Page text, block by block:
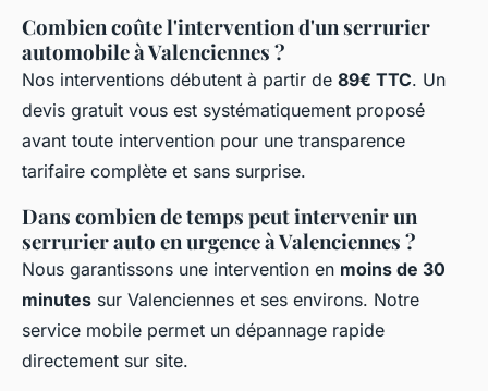
Combien coûte l'intervention d'un serrurier
automobile à Valenciennes ?
Nos interventions débutent à partir de 89€ TTC. Un
devis gratuit vous est systématiquement proposé
avant toute intervention pour une transparence
tarifaire complète et sans surprise.
Dans combien de temps peut intervenir un
serrurier auto en urgence à Valenciennes ?
Nous garantissons une intervention en moins de 30
minutes sur Valenciennes et ses environs. Notre
service mobile permet un dépannage rapide
directement sur site.